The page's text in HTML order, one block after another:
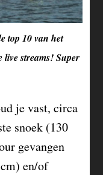
top 10 van het
live streams! Super
je vast, circa
snoek (130
gevangen
en/of